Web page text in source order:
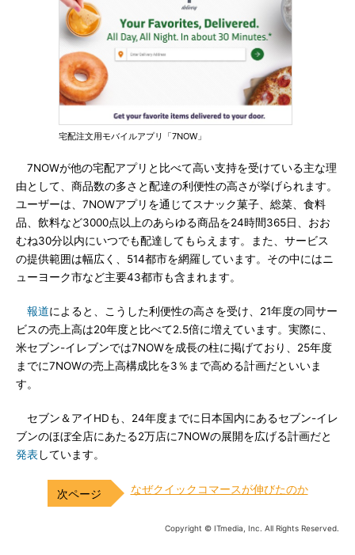
宅配注文用モバイルアプリ「7NOW」
7NOWが他の宅配アプリと比べて高い支持を受けている主な理
由として、商品数の多さと配達の利便性の高さが挙げられます。
ユーザーは、7NOWアプリを通じてスナック菓子、総菜、食料
品、飲料など3000点以上のあらゆる商品を24時間365日、おお
むね30分以内にいつでも配達してもらえます。また、サービス
の提供範囲は幅広く、514都市を網羅しています。その中にはニ
ューヨーク市など主要43都市も含まれます。
報道によると、こうした利便性の高さを受け、21年度の同サー
ビスの売上高は20年度と比べて2.5倍に増えています。実際に、
米セブン-イレブンでは7NOWを成長の柱に掲げており、25年度
までに7NOWの売上高構成比を3％まで高める計画だといいま
す。
セブン＆アイHDも、24年度までに日本国内にあるセブン-イレ
ブンのほぼ全店にあたる2万店に7NOWの展開を広げる計画だと
発表しています。
なぜクイックコマースが伸びたのか
Copyright © ITmedia, Inc. All Rights Reserved.